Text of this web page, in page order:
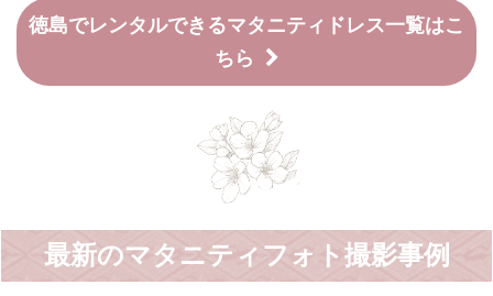
徳島でレンタルできるマタニティドレス一覧はこ
ちら
最新のマタニティフォト撮影事例